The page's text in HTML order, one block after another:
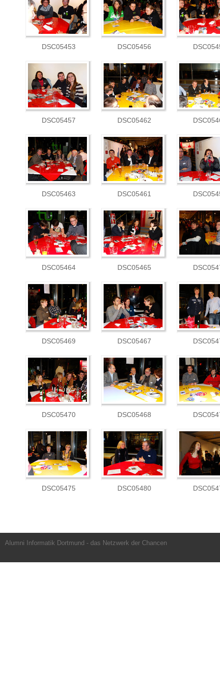
DSC05453 DSC05456
DSC05457 DSC05462
DSC05463 DSC05461
DSC05464 DSC05465
DSC05469 DSC05467
DSC05470 DSC05468
DSC05475 DSC05480
Alumni Informatik Dortmund - das Netzwerk der Chancen